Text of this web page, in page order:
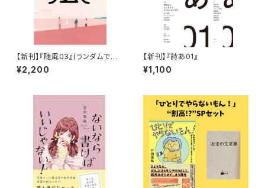
【新刊】『随風03』(ランダムで執
筆者のサインがつきます&おま
け随筆ペーパー)
¥2,200
【新刊】『詩あ01』
¥1,100